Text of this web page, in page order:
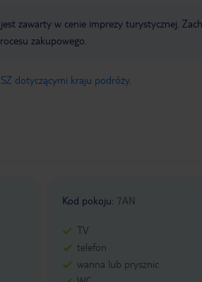
zawarty w cenie imprezy turystycznej.
zakupowego.
dotyczącymi kraju podróży.
Kod pokoju: 7AN
TV
telefon
wanna lub prysznic